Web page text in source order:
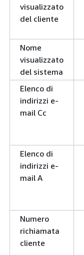
visualizzato
del cliente
Nome
visualizzato
del sistema
Elenco di
indirizzi e-
mail Cc
Elenco di
indirizzi e-
mail A
Numero
richiamata
cliente